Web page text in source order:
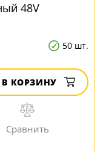
48V
50 шт.
В КОРЗИНУ